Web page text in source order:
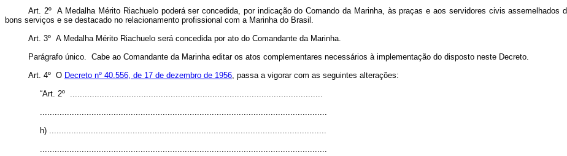
Art. 2º A Medalha Mérito Riachuelo poderá ser concedida, por indicação do Comando da Marinha, às praças e aos servidores civis assemelhados
bons serviços e se destacado no relacionamento profissional com a Marinha do Brasil.
Art. 3º A Medalha Mérito Riachuelo será concedida por ato do Comandante da Marinha.
Parágrafo único. Cabe ao Comandante da Marinha editar os atos complementares necessários à implementação do disposto neste Decreto.
Art. 4º O Decreto nº 40.556, de 17 de dezembro de 1956, passa a vigorar com as seguintes alterações:
“Art. 2º .......................................................................................................
.....................................................................................................................
h) .................................................................................................................
.....................................................................................................................